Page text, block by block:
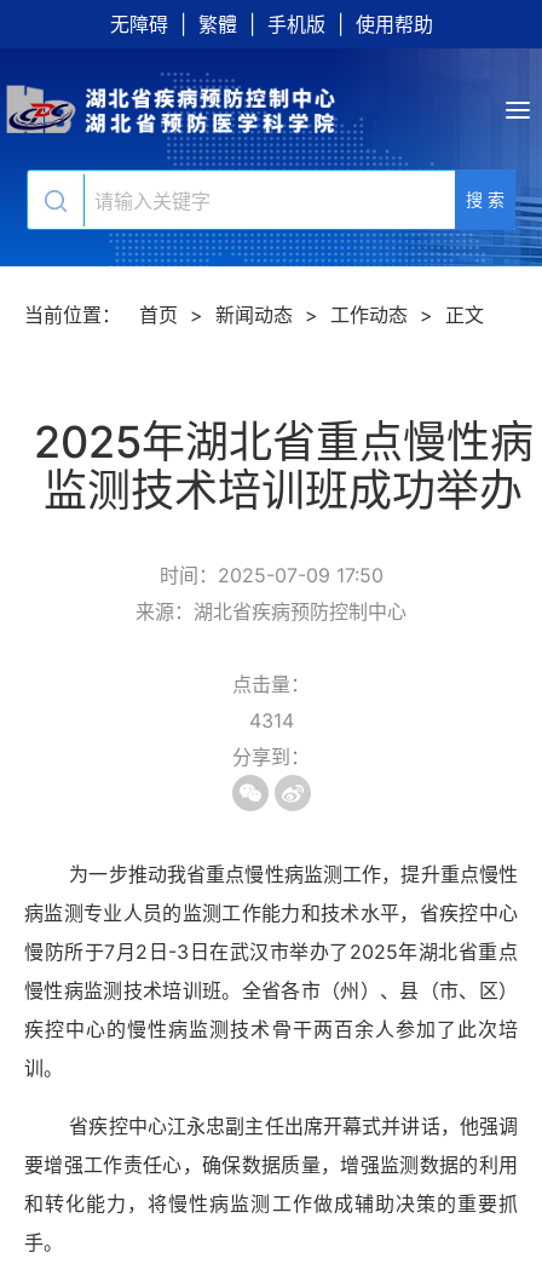
无障碍 繁體 手机版 使用帮助
搜 索
当前位置： 首页 > 新闻动态 > 工作动态 > 正文
2025年湖北省重点慢性病
监测技术培训班成功举办
时间：2025-07-09 17:50
来源：湖北省疾病预防控制中心
点击量：
4314
分享到：
为一步推动我省重点慢性病监测工作，提升重点慢性
病监测专业人员的监测工作能力和技术水平，省疾控中心
慢防所于7月2日-3日在武汉市举办了2025年湖北省重点
慢性病监测技术培训班。全省各市（州）、县（市、区）
疾控中心的慢性病监测技术骨干两百余人参加了此次培
训。
省疾控中心江永忠副主任出席开幕式并讲话，他强调
要增强工作责任心，确保数据质量，增强监测数据的利用
和转化能力，将慢性病监测工作做成辅助决策的重要抓
手。